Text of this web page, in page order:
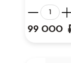
99 000